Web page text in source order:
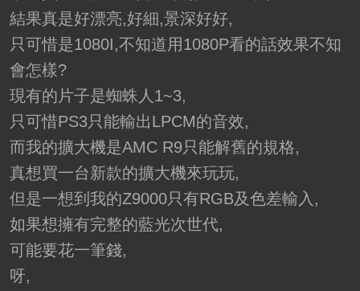
結果真是好漂亮,好細,景深好好,
只可惜是1080I,不知道用1080P看的話效果不知
會怎樣?
現有的片子是蜘蛛人1~3,
只可惜PS3只能輸出LPCM的音效,
而我的擴大機是AMC R9只能解舊的規格,
真想買一台新款的擴大機來玩玩,
但是一想到我的Z9000只有RGB及色差輸入,
如果想擁有完整的藍光次世代,
可能要花一筆錢,
呀,